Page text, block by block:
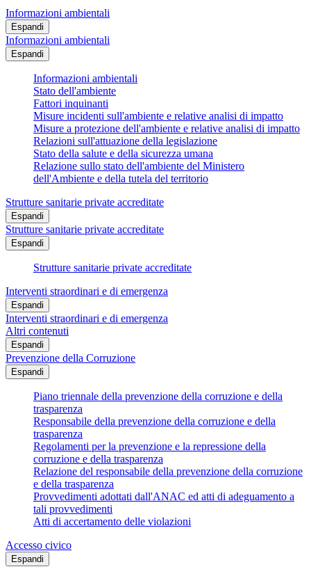
Informazioni ambientali
Espandi
Informazioni ambientali
Espandi
Informazioni ambientali
Stato dell'ambiente
Fattori inquinanti
Misure incidenti sull'ambiente e relative analisi di impatto
Misure a protezione dell'ambiente e relative analisi di impatto
Relazioni sull'attuazione della legislazione
Stato della salute e della sicurezza umana
Relazione sullo stato dell'ambiente del Ministero
dell'Ambiente e della tutela del territorio
Strutture sanitarie private accreditate
Espandi
Strutture sanitarie private accreditate
Espandi
Strutture sanitarie private accreditate
Interventi straordinari e di emergenza
Espandi
Interventi straordinari e di emergenza
Altri contenuti
Espandi
Prevenzione della Corruzione
Espandi
Piano triennale della prevenzione della corruzione e della
trasparenza
Responsabile della prevenzione della corruzione e della
trasparenza
Regolamenti per la prevenzione e la repressione della
corruzione e della trasparenza
Relazione del responsabile della prevenzione della corruzione
e della trasparenza
Provvedimenti adottati dall'ANAC ed atti di adeguamento a
tali provvedimenti
Atti di accertamento delle violazioni
Accesso civico
Espandi